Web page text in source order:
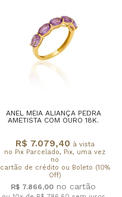
ANEL MEIA ALIANÇA PEDRA
AMETISTA COM OURO 18K.
R$ 7.079,40 à vista
no Pix Parcelado, Pix, uma vez
no
cartão de crédito ou Boleto (10%
Off)
R$ 7.866,00